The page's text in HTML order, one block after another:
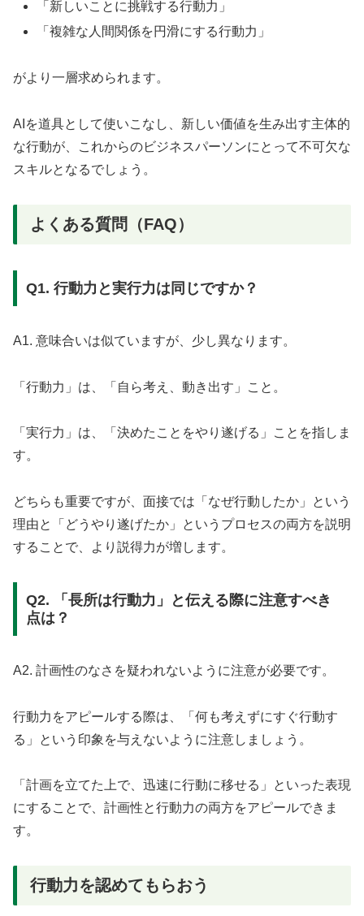
「新しいことに挑戦する行動力」
「複雑な人間関係を円滑にする行動力」
がより一層求められます。
AIを道具として使いこなし、新しい価値を生み出す主体的
な行動が、これからのビジネスパーソンにとって不可欠な
スキルとなるでしょう。
よくある質問（FAQ）
Q1. 行動力と実行力は同じですか？
A1. 意味合いは似ていますが、少し異なります。
「行動力」は、「自ら考え、動き出す」こと。
「実行力」は、「決めたことをやり遂げる」ことを指しま
す。
どちらも重要ですが、面接では「なぜ行動したか」という
理由と「どうやり遂げたか」というプロセスの両方を説明
することで、より説得力が増します。
Q2. 「長所は行動力」と伝える際に注意すべき
点は？
A2. 計画性のなさを疑われないように注意が必要です。
行動力をアピールする際は、「何も考えずにすぐ行動す
る」という印象を与えないように注意しましょう。
「計画を立てた上で、迅速に行動に移せる」といった表現
にすることで、計画性と行動力の両方をアピールできま
す。
行動力を認めてもらおう